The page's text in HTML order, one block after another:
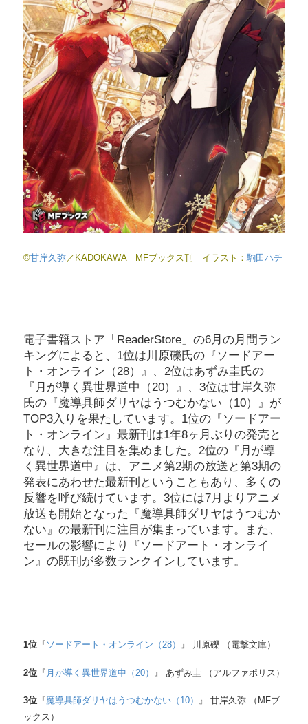
©甘岸久弥 ／KADOKAWA MFブックス刊 イラスト： 駒田ハチ
電子書籍ストア「ReaderStore」の6月の月間ラン
キングによると、1位は川原礫氏の『ソードアー
ト・オンライン（28）』、2位はあずみ圭氏の
『月が導く異世界道中（20）』、3位は甘岸久弥
氏の『魔導具師ダリヤはうつむかない（10）』が
TOP3入りを果たしています。1位の『ソードアー
ト・オンライン』最新刊は1年8ヶ月ぶりの発売と
なり、大きな注目を集めました。2位の『月が導
く異世界道中』は、アニメ第2期の放送と第3期の
発表にあわせた最新刊ということもあり、多くの
反響を呼び続けています。3位には7月よりアニメ
放送も開始となった『魔導具師ダリヤはうつむか
ない』の最新刊に注目が集まっています。また、
セールの影響により『ソードアート・オンライ
ン』の既刊が多数ランクインしています。
1位 『 ソードアート・オンライン（28） 』 川原礫 （電撃文庫）
2位 『 月が導く異世界道中（20） 』 あずみ圭 （アルファポリス）
3位 『魔導具師ダリヤはうつむかない（10） 』 甘岸久弥 （MFブ
ックス）